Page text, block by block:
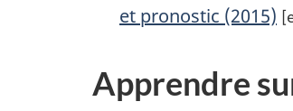
et pronostic (2015)
Apprendre